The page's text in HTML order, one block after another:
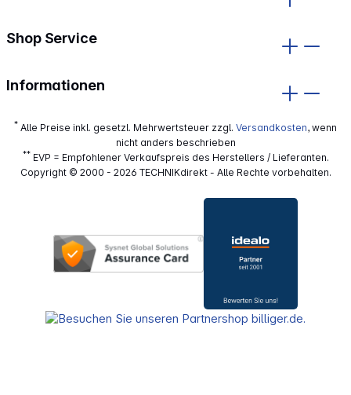
Shop Service
Informationen
* Alle Preise inkl. gesetzl. Mehrwertsteuer zzgl. Versandkosten, wenn
nicht anders beschrieben
**EVP = Empfohlener Verkaufspreis des Herstellers / Lieferanten.
Copyright © 2000 - 2026 TECHNIKdirekt - Alle Rechte vorbehalten.